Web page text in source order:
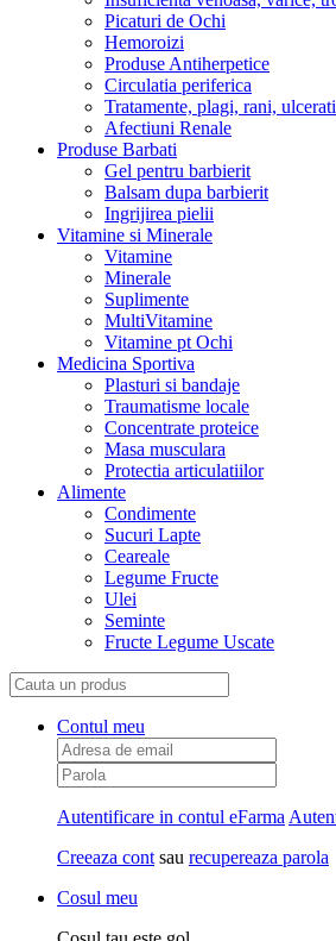
Picaturi de Ochi
Hemoroizi
Produse Antiherpetice
Circulatia periferica
Tratamente, plagi, rani,
Afectiuni Renale
Produse Barbati
Gel pentru barbierit
Balsam dupa barbierit
Ingrijirea pielii
Vitamine si Minerale
Vitamine
Minerale
Suplimente
MultiVitamine
Vitamine pt Ochi
Medicina Sportiva
Plasturi si bandaje
Traumatisme locale
Concentrate proteice
Masa musculara
Protectia articulatiilor
Alimente
Condimente
Sucuri Lapte
Ceareale
Legume Fructe
Ulei
Seminte
Fructe Legume Uscate
Contul meu
Autentificare in contul eFarma
Creeaza cont sau recupereaza parola
Cosul meu